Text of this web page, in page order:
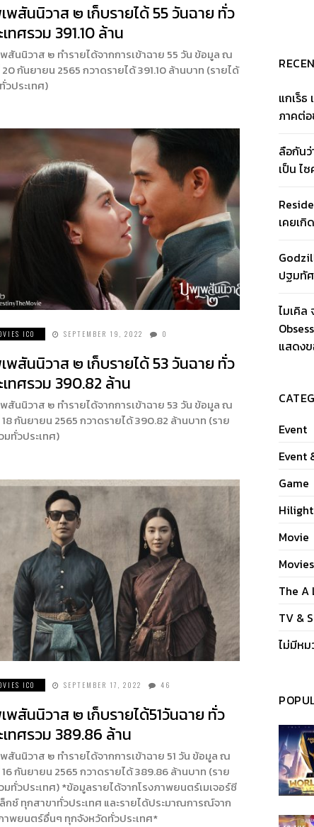
พสันนิวาส ๒ เก็บรายได้ 55 วันฉาย ทั่ว
เทศรวม 391.10 ล้าน
สันนิวาส ๒ ทำรายได้จากการเข้าฉาย 55 วัน ข้อมูล ณ
กันยายน 2565 กวาดรายได้ 391.10 ล้านบาท (รายได้
วประเทศ)
ICO SEPTEMBER 19, 2022 0
พสันนิวาส ๒ เก็บรายได้ 53 วันฉาย ทั่ว
เทศรวม 390.82 ล้าน
สันนิวาส ๒ ทำรายได้จากการเข้าฉาย 53 วัน ข้อมูล ณ
กันยายน 2565 กวาดรายได้ 390.82 ล้านบาท (ราย
มทั่วประเทศ)
ICO SEPTEMBER 17, 2022 46
พสันนิวาส ๒ เก็บรายได้51วันฉาย ทั่ว
เทศรวม 389.86 ล้าน
สันนิวาส ๒ ทำรายได้จากการเข้าฉาย 51 วัน ข้อมูล ณ
กันยายน 2565 กวาดรายได้ 389.86 ล้านบาท (ราย
มทั่วประเทศ) *ข้อมูลรายได้จากโรงภาพยนตร์เมเจอร์ซี
กซ์ ทุกสาขาทั่วประเทศ และรายได้ประมาณการณ์จาก
าพยนตร์อื่นๆ ทุกจังหวัดทั่วประเทศ*
แกเร็
ภาคต่
ลือกันว่
เป็น ไ
เคยเกิ
ปฐมทั
ไมเคิ
แสดง
Event
Event
Game
Hilight
Movie
The A
TV &
ไม่มีห